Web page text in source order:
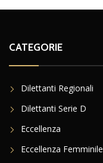
CATEGORIE
Dilettanti Regionali
Dilettanti Serie D
Eccellenza
Eccellenza Femminile